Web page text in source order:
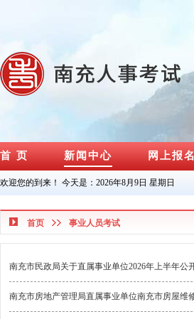
首 页 新闻中心 网上报名
欢迎您的到来！ 今天是： 2026年8月9日 星期日
首页 事业人员考试
南充市民政局关于直属事业单位2026年上半年公
南充市房地产管理局直属事业单位南充市房屋维